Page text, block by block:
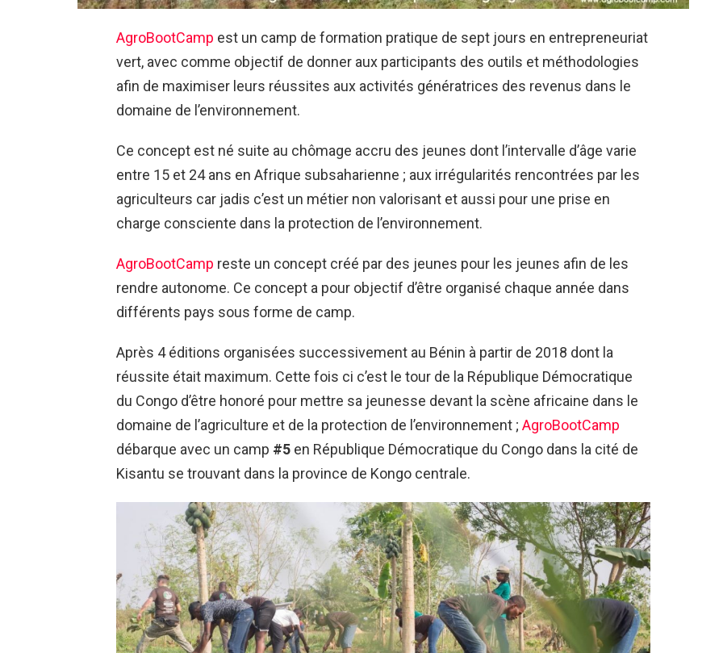
AgroBootCamp est un camp de formation pratique de sept jours en entrepreneuriat
vert, avec comme objectif de donner aux participants des outils et méthodologies
afin de maximiser leurs réussites aux activités génératrices des revenus dans le
domaine de l’environnement.
Ce concept est né suite au chômage accru des jeunes dont l’intervalle d’âge varie
entre 15 et 24 ans en Afrique subsaharienne ; aux irrégularités rencontrées par les
agriculteurs car jadis c’est un métier non valorisant et aussi pour une prise en
charge consciente dans la protection de l’environnement.
AgroBootCamp reste un concept créé par des jeunes pour les jeunes afin de les
rendre autonome. Ce concept a pour objectif d’être organisé chaque année dans
différents pays sous forme de camp.
Après 4 éditions organisées successivement au Bénin à partir de 2018 dont la
réussite était maximum. Cette fois ci c’est le tour de la République Démocratique
du Congo d’être honoré pour mettre sa jeunesse devant la scène africaine dans le
domaine de l’agriculture et de la protection de l’environnement ; AgroBootCamp
débarque avec un camp #5 en République Démocratique du Congo dans la cité de
Kisantu se trouvant dans la province de Kongo centrale.